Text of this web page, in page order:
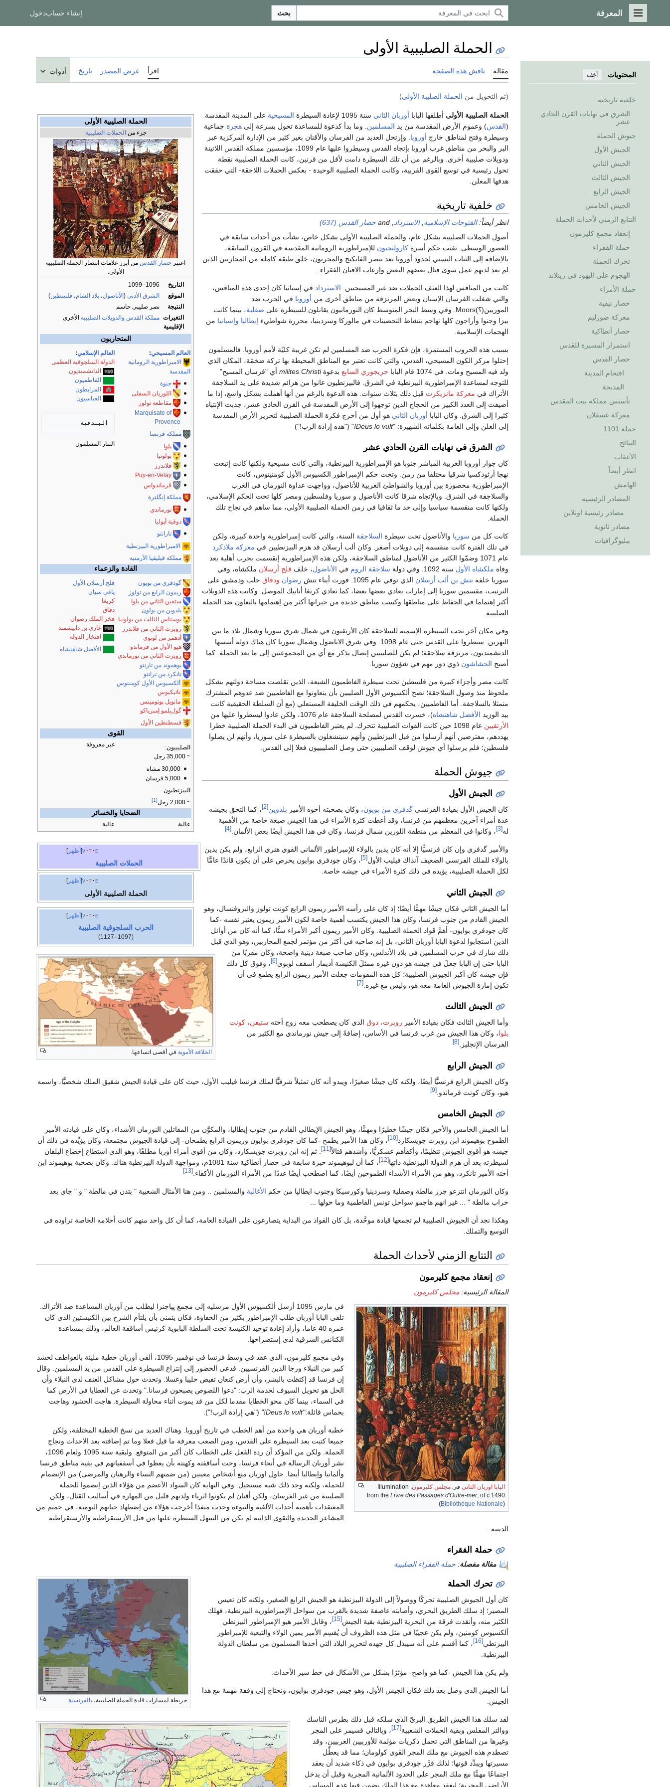
القائمة الرئيسية
المعرفة بحث إنشاء حسابدخول
المحتويات أخف
خلفية تاريخية
الشرق في نهايات القرن الحادي
عشر
جيوش الحملة
الجيش الأول
الجيش الثاني
الجيش الثالث
الجيش الرابع
الجيش الخامس
التتابع الزمني لأحداث الحملة
إنعقاد مجمع كليرمون
حملة الفقراء
تحرك الحملة
الهجوم على اليهود في رينلاند
حملة الأمراء
حصار نيقية
معركة ضورليم
حصار أنطاكية
استمرار المسيرة للقدس
حصار القدس
اقتحام المدينة
المذبحة
تأسيس مملكة بيت المقدس
معركة عسقلان
حملة 1101
النتائج
الأعقاب
انظر أيضاً
الهامش
المصادر الرئيسية
مصادر رئيسية اونلاين
مصادر ثانوية
ببليوگرافيات
الحملة الصليبية الأولى
مقالة ناقش هذه الصفحة اقرأ عرض المصدر تاريخ أدوات
(تم التحويل من الحملة الصليبة الأولى)
الحملة الصليبية الأولى
جزء من الحملات الصليبية
اعتبر حصار القدس من أبرز علامات انتصار الحملة الصليبية
الأولى.
التاريخ
1096–1099
الموقع
الشرق الأدنى ( الأناضول، بلاد الشام، فلسطين)
النتيجة
نصر صليبي حاسم
التغيرات
الإقليمية
مملكة القدس والدويلات الصليبية الأخرى
المتحاربون
العالم المسيحي:
الامبراطورية الرومانية
المقدسة
جنوة
اللوريان السفلى
مقاطعة تولوز
Marquisate of
Provence
مملكة فرنسا
بلوا
بولونيا
فلاندرز
Puy-en-Velay
ڤرماندواس
مملكة إنگلترة
نورماندي
دوقية أپوليا
تارانتو
الامبراطورية البيزنطية
مملكة قيليقيا الأرمنية
العالم الإسلامي:
الدولة السلجوقية العظمى
الدانشمنديون
الفاطميون
المرابطون
العباسيون
البندقية
التتار المسلمون
القادة والزعماء
گودفري من بويون
ريمون الرابع من تولوز
ستفين الثاني من بلوا
بلدوين من بولون
يوستاس الثالث من بولونيا
روبرت الثاني من فلاندرز
أدهمر من لوپوي
هيو الأول من قرماندو
روبرت الثاني من نورماندي
بوهموند من تارنتو
تانكرد من ترانتو
ألكسيوس الأول كومننوس
تاتيكيوس
مانويل بوتوميتس
گول‌يلمو إمبرياكو
قسطنطين الأول
قلج أرسلان الأول
ياغي سيان
كربغا
دقاق
فخر الملك رضوان
غازي بن دانيشمند
افتخار الدولة
الأفضل شاهنشاه
القوى
الصليبيون:
~ 35,000 رجل
30,000 مشاة
5,000 فرسان
البيزنطيون:
~ 2,000 رجل
[1]
غير معروفة
الضحايا والخسائر
عالية عالية
أظهر v t e
الحملات الصليبية
أظهر v t e
الحملة الصليبية الأولى
أظهر v t e
الحرب السلجوقية الصليبية
(1097–1127)
الحملة الصليبية الأولى أطلقها البابا أوربان الثاني سنة 1095 لإعادة السيطرة المسيحية على المدينة المقدسة
(القدس) وعموم الأرض المقدسة من يد المسلمين . وما بدأ كدعوة للمساعدة تحول بسرعة إلى هجرة جماعية
وسيطرة وفتح لمناطق خارج أوروبا . وإرتحل العديد من الفرسان والأقنان بغير كثير من الإدارة المركزية عبر
البر والبحر من مناطق غرب أوروبا بإتجاه القدس وسيطروا عليها عام 1099، مؤسسين مملكة القدس اللاتينة
ودويلات صليبية أخرى. وبالرغم من أن تلك السيطرة دامت لأقل من قرنين، كانت الحملة الصليبية نقطة
تحول رئيسية في توسع القوى الفربية، وكانت الحملة الصليبية الوحيدة - بعكس الحملات اللاحقة- التي حققت
هدفها المعلن.
خلفية تاريخية
انظر أيضاً:الفتوحات الإسلامية ,الاسترداد
حصار القدس (637)
أصول الحملات الصليبية بشكل عام، والحملة الصليبية الأولى بشكل خاص، نشأت من أحداث سابقة في
العصور الوسطى. تفتت حكم أسرة كارولنجيون للإمبراطورية الرومانية المقدسة في القرون السابقة،
بالإضافة إلى الثبات النسبي لحدود أوروبا بعد تنصر الفايكنج والمجريون، خلق طبقة كاملة من المحاربين الذين
لم يعد لديهم عمل سوى قتال بعضهم البعض وإرعاب الاقنان الفقراء.
كانت من المنافس لهذا العنف الحملات ضد غير المسيحيين. الاسترداد في إسبانيا كان إحدى هذه المنافس،
والتي شغلت الفرسان الإسبان وبعض المرتزقة من مناطق أخرى من أوروبا في الحرب ضد
الموريين(؟)Moors. وفي وسط البحر المتوسط كان النورمانيون يقاتلون للسيطرة على
صقلية، بينما كانت
بيزا وجنوا وأراجون كلها تهاجم بنشاط التحصينات في مالوركا وسردينيا، محررة شواطيء إيطاليا وإسبانيا من
الهجمات الإسلامية.
بسبب هذه الحروب المستمرة، فإن فكرة الحرب ضد المسلمين لم تكن غريبة كليّة لأمم أوروبا. فالمسلمون
إحتلوا مركز الكون المسيحي، القدس، والتي كانت تعتبر مع المناطق المحيطة بها تركة ضخمّة، المكان الذي
ولد فيه المسيح ومات. في 1074 قام البابا
جريجوري السابع بدعوةmilites Christi أي "فرسان المسيح"
للتوجه لمساعدة الإمبراطورية البيزنطية في الشرق. فالبيزنطيون عانوا من هزائم شديدة على يد السلاجقة
الأتراك في معركة مانزيكرت قبل ذلك بثلاث سنوات. هذه الدعوة بالرغم من أنها أهملت بشكل واسع، إذا ما
أضيفت إلى العدد الكبير من الحجاج الذين توجهوا إلى الأرض المقدسة في القرن الحادي عشر، جذبت الإنتباه
كثيرا إلى الشرق. وكان البابا أوربان الثاني هو أول من أخرج فكرة الحملة الصليبية لتحرير الأرض المقدسة
إلى العلن وإلى العامة بكلماته الشهيرة: "Deus lo vult! " ("هذه إرادة الرب!")
الشرق في نهايات القرن الحادي عشر
الخلافة الأموية في أقصى اتساعها.
كان جوار أوروبا الغربية المباشر جنوبا هو الإمبراطورية البيزنطية، والتي كانت مسيحية ولكنها كانت إتبعت
نهجا أرثوذكسيا شرقيا مختلفا من زمن. وتحت حكم الإمبراطور الكسيوس الأول كومنينوس، كانت
الإمبراطورية محصورة بين أوروبا والشواطئ الغربية للأناضول، وواجهت عداوة النورمان في الغرب
والسلاجقة في الشرق. وبالإتجاه شرقا كانت الأناضول و سوريا وفلسطين ومصر كلها تحت الحكم الإسلامي،
ولكنها كانت منقسمة سياسيا وإلى حد ما ثقافيا في زمن الحملة الصليبية الأولى، مما ساهم في نجاح تلك
الحملة.
كانت كل من سوريا والأناضول تحت سيطرة السلاجقة السنة، والتي كانت إمبراطورية واحدة كبيرة، ولكن
في تلك الفترة كانت منقسمة إلى دويلات أصغر. وكان ألب أرسلان قد هزم البيزنطيين في معركة ملاذكرد
عام 1071 وضمّوا الكثير من الأناضول لمناطق السلاجقة، ولكن هذه الإمبراطورية إنقسمت بحرب أهلية بعد
وفاة ملكشاه الأول سنة 1092. وفي دولة سلاجقة الروم في الأناضول، خلف قلج أرسلان ملكشاه، وفي
سوريا خلفه تتش بن ألب أرسلان الذي توفي عام 1095. فورث أبناء تتش رضوان ودقاق حلب ودمشق على
الترتيب، مقسمين سوريا إلى إمارات يعادي بعضها بعضا، كما تعادي كربغا أتابيك الموصل. وكانت هذه الدويلات
أكثر إهتماما في الحفاظ على مناطقها وكسب مناطق جديدة من جيرانها أكثر من إهتمامها بالتعاون ضد الحملة
الصليبية.
وفي مكان آخر تحت السيطرة الإسمية للسلاجقة كان الأرتقيون في شمال شرق سوريا وشمال بلاد ما بين
النهرين. سيطروا على القدس حتى عام 1098. وفي شرق الاناضول وشمال سوريا كان هناك دولة أسسها
الدنشمنديون، مرتزقة سلاجقة؛ لم يكن للصليبيين إتصال يذكر مع أي من المجموعتين إلى ما بعد الحملة. كما
أصبح الحشاشون ذوي دور مهم في شؤون سوريا.
كانت مصر وأجزاء كبيرة من فلسطين تحت سيطرة الفاطميون الشيعة، الذين تقلصت مساحة دولتهم بشكل
ملحوظ منذ وصول السلاجقة؛ نصح ألكسيوس الأول الصليبين بأن يتعاونوا مع الفاطميين ضد عدوهم المشترك
متمثلا بالسلاجقة. أما الفاطميين، يحكمهم في ذلك الوقت الخليفة المستعلي (مع أن السلطة الحقيقية كانت
بيد الوزيد الأفضل شاهنشاه)، خسرت القدس لمصلحة السلاجقة عام 1076، ولكن عادوا ليسطروا عليها من
الأرتقيين
عام 1098 حين كانت القوات الصليبية تتحرك. لم يعتبر الفاطميون في البدء الحملة الصليبية خطرا
يهددهم، مفترضين أنهم أرسلوا من قبل البيزنطيين وأنهم سينشغلون بالسيطرة على سوريا، وأنهم لن يصلوا
فلسطين؛ فلم يرسلوا أي جيوش لوقف الصليبيين حتى وصل الصليبييون فعلا إلى القدس.
جيوش الحملة
الجيش الأول
كان الجيش الأول بقيادة الفرنسي گدفري من بويون، وكان بصحبته أخوه الأمير بلدوين[2]
، كما التحق بجيشه
عدة أمراء آخرين معظمهم من فرنسا، وقد أعطت كثرة الأمراء في هذا الجيش صبغة خاصة من الأهمية
له[3] ، وكانوا في المعظم من منطقة اللورين شمال فرنسا، وكان في هذا الجيش أيضًا بعض الألمان. [4]
والأمير گدفري وإن كان فرنسيًّا إلا أنه كان يدين بالولاء للإمبراطور الألماني القوي هنري الرابع، ولم يكن يدين
بالولاء للملك الفرنسي الضعيف آنذاك فيليب الأول[5]
، وكان جودفري بوايون يحرص على أن يكون قائدًا عامًّا
لكل الحملة الصليبية، يؤيده في ذلك كثرة الأمراء في جيشه خاصة.
الجيش الثاني
أما الجيش الثاني فكان جيشًا مهمًّا أيضًا؛ إذ كان على رأسه الأمير ريمون الرابع كونت تولوز والبروفنسال، وهو
الجيش القادم من جنوب فرنسا، وكان هذا الجيش يكتسب أهمية خاصة لكون الأمير ريمون يعتبر نفسه -كما
كان جودفري بوايون- أهمَّ قواد الحملة الصليبية. وكان الأمير ريمون أكبر الأمراء سنًّا، كما أنه كان من أوائل
الذين استجابوا لدعوة البابا أوربان الثاني، بل إنه صاحبه في أكثر من مؤتمر لجمع المحاربين، وهو الذي قبل
ذلك شارك في حرب المسلمين في بلاد الأندلس، وكان صاحب صبغة دينية واضحة، وكان مقربًا من
البابا حتى إن البابا جعلَ في جيشه هو دون غيره ممثلَ الكنيسة أديمار أسقف لوبوي[6]
، وفوق كل ذلك
فإن جيشه كان أكبر الجيوش الصليبية؛ كل هذه المقومات جعلت الأمير ريمون الرابع يطمع في أن
تكون إمارة الجيوش العامة معه هو، وليس مع غيره. [7]
الجيش الثالث
وأما الجيش الثالث فكان بقيادة الأمير روبرت، دوق الذي كان يصطحب معه زوج أخته ستيفن، كونت
بلوا، وكان هذا الجيش من غرب فرنسا في الأساس، إضافةً إلى جيش نورماندي مع الكثير من
الفرسان الإنجليز.[8]
الجيش الرابع
وكان الجيش الرابع فرنسيًّا أيضًا، ولكنه كان جيشًا صغيرًا، ويبدو أنه كان تمثيلاً شرفيًّا لملك فرنسا فيليب الأول، حيث كان على قيادة الجيش شقيق الملك شخصيًّا، واسمه
هيو، وكان كونت قرماندو. [9]
الجيش الخامس
أما الجيش الخامس والأخير فكان جيشًا خطيرًا ومهمًّا، وهو الجيش الإيطالي القادم من جنوب إيطاليا، والمكوَّن من المقاتلين النورمان الأشداء، وكان على قيادته الأمير
الطموح بوهيموند ابن روبرت جويسكارد[10]
، وكان هذا الأمير يطمح -كما كان جودفري بوايون وريمون الرابع يطمحان- إلى قيادة الجيوش مجتمعة، وكان يؤيِّده في ذلك أن
جيشه هو أقوى الجيوش تنظيمًا، وأكفأهم عسكريًّا، وأشدهم قتالاً[11]
. ثم إنه ابن روبرت جويسكارد، وكان من أقوى أمراء أوربا مطلقًا، وهو الذي استطاع إخضاع البلقان
لسيطرته بعد أن هزم الدولة البيزنطية ذاتها[12]
، كما أن لبوهيموند خبرة سابقة في حصار أنطاكية سنة 1081م، ومواجهة الدولة البيزنطية هناك. وكان بصحبة بوهيموند ابن
أخته الأمير تانكرد، وهو من الأمراء الأشداء الطموحين أيضًا، كما اصطحب أيضًا عددًا من الأمراء النورمان الأكفاء.[13]
وكان النورمان انتزعو جزر مالطة وصقلية وسردينيا وكورسيكا وجنوب ايطاليا من حكم الأغالبة والمسلمين .. ومن هنا الأمثال الشعبية " بتدن في مالطة " و " جاي بعد
خراب مالطة " ... غير انهم هاجمو سواحل تونس الفاطمية وما حولها ...
وهكذا نجد أن الجيوش الصليبية لم تجمعها قيادة موحَّدة، بل كان القواد من البداية يتصارعون على القيادة العامة، كما أن كل واحد منهم كانت أحلامه الخاصة تراوده في
التوسع والتملك.
التتابع الزمني لأحداث الحملة
إنعقاد مجمع كليرمون
المقالة الرئيسية: مجلس كليرمون
البابا اوربان الثاني في مجلس كليرمون . Illumination
from the Livre des Passages d'Outre-mer, of c 1490
(Bibliothèque Nationale)
في مارس 1095 أرسل ألكسيوس الأول مرسليه إلى مجمع پياچنزا ليطلب من أوربان المساعدة ضد الأتراك.
تلقى البابا أوربان طلب الإمبراطور بكثير من الحفاوة، فكان يتمنى بأن يلتأم الشرخ بين الكنيستين الذي كان
عمره 40 عاما، وأراد إعادة توحيد الكنيسة تحت السلطة البابوية كرئيس أساقفة العالم، وذلك بمساعدة
الكنائس الشرقية لدى إستصراخها.
وفي مجمع كليرمون، الذي عقد في وسط فرنسا في نوفمبر 1095، ألقى أوربان خطبة مليئة بالعواطف لحشد
كبير من النبلاء ورجا الدين الفرنسيين. فدعى الحضور إلى إنتزاع السيطرة على القدس من يد المسلمين. وقال
إن فرنسا قد إكتظت بالبشر، وأن أرض كنعان تفيض حليبا وعسلا. وتحدث حول مشاكل العنف لدى النبلاء وأن
الحل هو تحويل السيوف لخدمة الرب: "دعوا اللصوص يصبحون فرسانا." وتحدث عن العطايا في الأرض كما
في السماء، بينما كان محو الخطايا مقدما لكل من قد يموت أثناء محاولة السيطرة. هاجت الحشود وهاجت
بحماس قائلة:"Deus lo vult!" ("هي إرادة الرب!").
خطبة أوربان هي واحدة من أهم الخطب في تاريخ أوروبا. وهناك العديد من نسخ الخطبة المختلفة، ولكن
جميعا كتبت بعد السيطرة على القدس، ومن الصعب معرفة ما قيل فعلا وما تم إضافته بعد الاحداث ونجاج
الحملة. ولكن من المؤكد أن ردة الفعل على الخطاب كان أكبر من المتوقع. ولبقية سنة 1095 ولعام 1096،
نشر أوربان الرسالة في أنحاء فرنسا، وحث أساقفته وكهنته بأن يعظوا في أسقفياتهم في بقية مناطق فرنسا
وألمانيا وإيطاليا أيضا. حاول اوربان منع أشخاص معينين (من ضمنهم النساء والرهبان والمرضى) من الإنضمام
للحملة، ولكنه وجد ذلك شبه مستحيل. وفي النهاية كان السواد الأعضم من هؤلاء الذين إنضموا للحملة
الصليبية من غير الفرسان، ولكن أقنان لم يكونوا اثرياء ولديهم قليل من المهارة في أساليب القتال، ولكن
المعتقدات بأهمية أحداث الألفية والنبوءة وجدت منفذا أخرجت هؤلاء من إضطهاد حياتهم اليومية، في حميم من
المشاعر الجديدة والتقوى الذاتية لم يكن من السهل السيطرة عليها من قبل الأرستقراطية والأرستقراطية
الدينية .
حملة الفقراء
مقالة مفصلة: حملة الفقراء الصليبية
خريطة لمسارات قادة الحملة الصليبية، بالفرنسية
تحرك الحملة
كان أول الجيوش الصليبية تحركًا ووصولاً إلى الدولة البيزنطية هو الجيش الرابع الصغير، ولكنه كان تعيس
المصير؛ إذ سلك الطريق البحري، وأصابته عاصفة شديدة بالقرب من سواحل الإمبراطورية البيزنطية، فهلك
الكثير منه، وأنقذت فرقة من البحرية البيزنطية بقية الجيش[15]
، وقابل الأمير هيو الإمبراطور البيزنطي
ألكسيوس كومنين، ولم يكن عجيبًا في مثل هذه الظروف أن يُقسِم الأمير يمين الولاء والتبعية للإمبراطور
البيزنطي[16]
، كما أقسم على أنه سيبذل كل جهده لتحرير البلاد التي أخذها المسلمون من سلطان الدولة
البيزنطية.
ولم يكن هذا الجيش -كما هو واضح- مؤثرًا بشكل من الأشكال في خط سير الأحداث.
أما الجيش الذي وصل بعد ذلك فكان الجيش الأول، وهو جيش جودفري بوايون، ونحتاج إلى وقفة مهمة مع هذا
الجيش.
لقد سلك هذا الجيش الطريق البريّ الذي سلكه قبل ذلك بطرس الناسك
ووالتر المفلس وبقية الحملات الشعبية[17]
، وبالتالي فسيمر على المجر
وغيرها من المناطق التي تحمل ذكريات مؤلمة للأوربيين الغربيين، وقد
تصطدم هذه الجيوش مع ملك المجر القوي كولومان؛ مما قد يعطِّل
مسيرتها ويبدِّد قوتها؛ لذلك قرَّر جودفري بوايون في ذكاء شديد أن يعقد
اجتماعًا مهمًّا مع ملك المجر على الحدود الألمانية المجرية وقبل أن يدخل
الأراضي المجرية؛ ليعقد معاهدة مع هذا الملك يضمن فيها عدم المساس